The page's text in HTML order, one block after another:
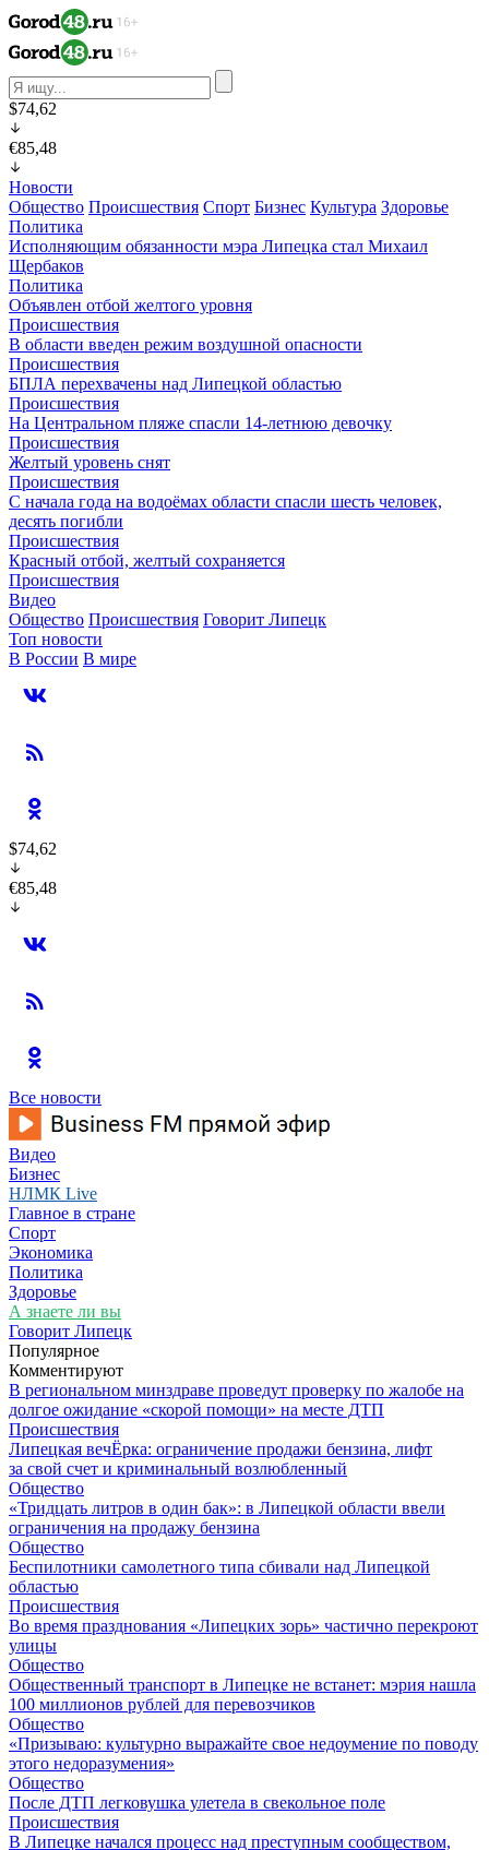
$74,62
€85,48
Новости
Общество Происшествия Спорт Бизнес Культура Здоровье
Политика
Исполняющим обязанности мэра Липецка стал Михаил
Щербаков
Политика
Объявлен отбой желтого уровня
Происшествия
В области введен режим воздушной опасности
Происшествия
БПЛА перехвачены над Липецкой областью
Происшествия
На Центральном пляже спасли 14-летнюю девочку
Происшествия
Желтый уровень снят
Происшествия
С начала года на водоёмах области спасли шесть человек,
десять погибли
Происшествия
Красный отбой, желтый сохраняется
Происшествия
Видео
Общество Происшествия Говорит Липецк
Топ новости
В России В мире
$74,62
€85,48
Все новости
Видео
Бизнес
НЛМК Live
Главное в стране
Спорт
Экономика
Политика
Здоровье
А знаете ли вы
Говорит Липецк
Популярное
Комментируют
В региональном минздраве проведут проверку по жалобе на
долгое ожидание «скорой помощи» на месте ДТП
Происшествия
Липецкая вечЁрка: ограничение продажи бензина, лифт
за свой счет и криминальный возлюбленный
Общество
«Тридцать литров в один бак»: в Липецкой области ввели
ограничения на продажу бензина
Общество
Беспилотники самолетного типа сбивали над Липецкой
областью
Происшествия
Во время празднования «Липецких зорь» частично перекроют
улицы
Общество
Общественный транспорт в Липецке не встанет: мэрия нашла
100 миллионов рублей для перевозчиков
Общество
«Призываю: культурно выражайте свое недоумение по поводу
этого недоразумения»
Общество
После ДТП легковушка улетела в свекольное поле
Происшествия
В Липецке начался процесс над преступным сообществом,